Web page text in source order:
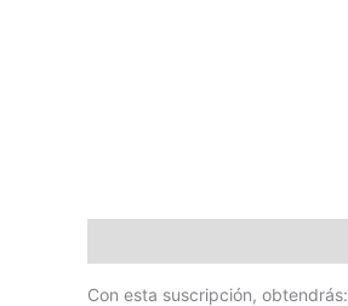
Con esta suscripción, obtendrás: